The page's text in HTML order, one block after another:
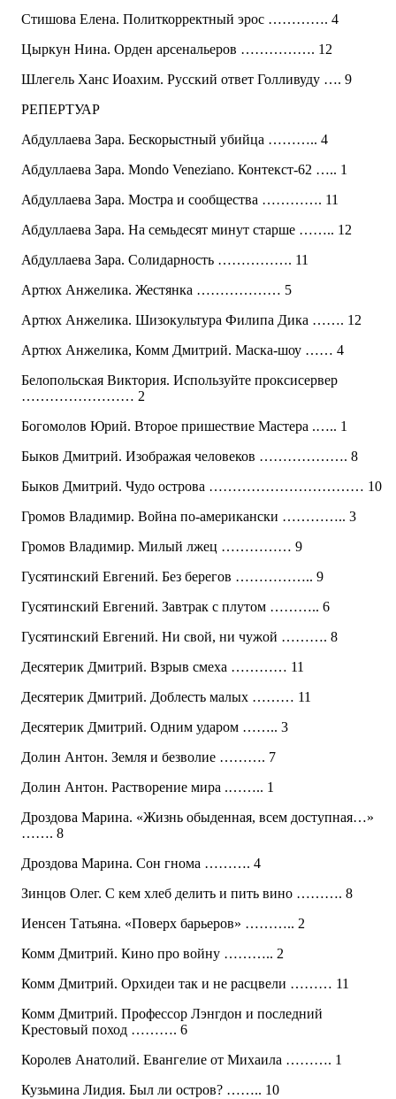
Стишова Елена. Политкорректный эрос …………. 4
Цыркун Нина. Орден арсенальеров ……………. 12
Шлегель Ханс Иоахим. Русский ответ Голливуду …. 9
РЕПЕРТУАР
Абдуллаева Зара. Бескорыстный убийца ……….. 4
Абдуллаева Зара. Mondo Veneziano. Контекст-62 ….. 1
Абдуллаева Зара. Мостра и сообщества …………. 11
Абдуллаева Зара. На семьдесят минут старше …….. 12
Абдуллаева Зара. Солидарность ……………. 11
Артюх Анжелика. Жестянка ……………… 5
Артюх Анжелика. Шизокультура Филипа Дика ……. 12
Артюх Анжелика, Комм Дмитрий. Маска-шоу …… 4
Белопольская Виктория. Используйте проксисервер
…………………… 2
Богомолов Юрий. Второе пришествие Мастера .….. 1
Быков Дмитрий. Изображая человеков ………………. 8
Быков Дмитрий. Чудо острова …………………………… 10
Громов Владимир. Война по-американски ………….. 3
Громов Владимир. Милый лжец …………… 9
Гусятинский Евгений. Без берегов …………….. 9
Гусятинский Евгений. Завтрак с плутом ……….. 6
Гусятинский Евгений. Ни свой, ни чужой ………. 8
Десятерик Дмитрий. Взрыв смеха ………… 11
Десятерик Дмитрий. Доблесть малых ……… 11
Десятерик Дмитрий. Одним ударом …….. 3
Долин Антон. Земля и безволие ………. 7
Долин Антон. Растворение мира .…….. 1
Дроздова Марина. «Жизнь обыденная, всем доступная…»
……. 8
Дроздова Марина. Сон гнома ………. 4
Зинцов Олег. С кем хлеб делить и пить вино ………. 8
Иенсен Татьяна. «Поверх барьеров» ……….. 2
Комм Дмитрий. Кино про войну ……….. 2
Комм Дмитрий. Орхидеи так и не расцвели ……… 11
Комм Дмитрий. Профессор Лэнгдон и последний
Крестовый поход ………. 6
Королев Анатолий. Евангелие от Михаила ………. 1
Кузьмина Лидия. Был ли остров? …….. 10